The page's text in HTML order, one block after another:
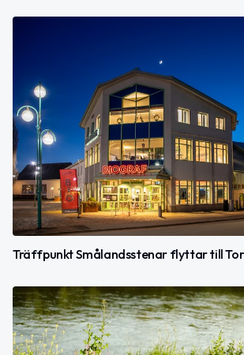
Träffpunkt Smålandsstenar flyttar till